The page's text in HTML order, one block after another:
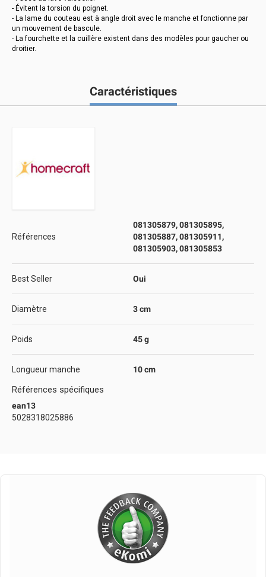
- Évitent la torsion du poignet.
- La lame du couteau est à angle droit avec le manche et fonctionne par
un mouvement de bascule.
- La fourchette et la cuillère existent dans des modèles pour gaucher ou
droitier.
Caractéristiques
Références
081305879, 081305895,
081305887, 081305911,
081305903, 081305853
Best Seller Oui
Diamètre 3 cm
Poids 45 g
Longueur manche 10 cm
Références spécifiques
ean13
5028318025886